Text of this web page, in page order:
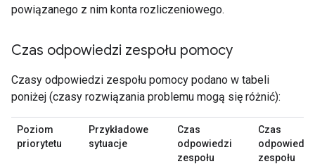
powiązanego z nim konta rozliczeniowego.
Czas odpowiedzi zespołu pomocy
Czasy odpowiedzi zespołu pomocy podano w tabeli
poniżej (czasy rozwiązania problemu mogą się różnić):
Poziom
priorytetu
Przykładowe
sytuacje
Czas
odpowiedzi
zespołu
Czas
odpowiedzi
zespołu